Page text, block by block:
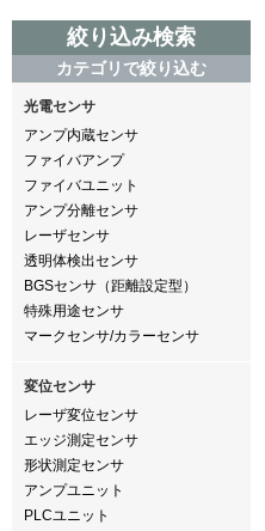
絞り込み検索
カテゴリで絞り込む
光電センサ
アンプ内蔵センサ
ファイバアンプ
ファイバユニット
アンプ分離センサ
レーザセンサ
透明体検出センサ
BGSセンサ（距離設定型）
特殊用途センサ
マークセンサ/カラーセンサ
変位センサ
レーザ変位センサ
エッジ測定センサ
形状測定センサ
アンプユニット
PLCユニット